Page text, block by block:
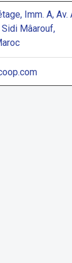
Imm. A, Av.
Sidi Mâarouf,